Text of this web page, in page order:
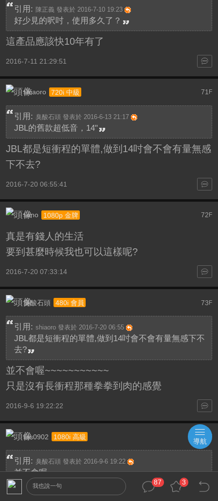
引用: 陳正義 發表於 2016-7-10 19:23
好少見的呎吋，使用多久了？
這產品應該快10年有了
2016-7-11 21:29:51
71 F
shiaoro 720i 中級
引用: 臭酸石頭 發表於 2016-6-13 21:17
JBL的舊款超低音，14"
JBL都是短衝程的單體,做到14吋會不會有量無感
下不去?
2016-7-20 06:55:41
72 F
sono 1080p 金牌
真是有錢人的生活
要到甚麼時候我也可以這樣呢?
2016-7-20 07:33:14
73F
臭酸石頭 480i 會員
引用: shiaoro 發表於 2016-7-20 06:55
JBL都是短衝程的單體,做到14吋會不會有量無感下不
去?
並不會喔~~~~~~~~~~~
只是沒有長衝程那種拳拳到肉的感覺
2016-9-6 19:22:22
74 F
ilss0902 1080i 高級
引用: 臭酸石頭 發表於 2016-9-6 19:22
並不會喔~~~~~~~~~~~
只是沒有長衝程那種拳拳到肉的感覺
我也說一句
87 3
導航